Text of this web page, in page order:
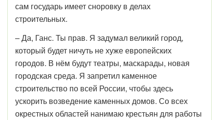
сам государь имеет сноровку в делах
строительных.
– Да, Ганс. Ты прав. Я задумал великий город,
который будет ничуть не хуже европейских
городов. В нём будут театры, маскарады, новая
городская среда. Я запретил каменное
строительство по всей России, чтобы здесь
ускорить возведение каменных домов. Со всех
окрестных областей нанимаю крестьян для работы